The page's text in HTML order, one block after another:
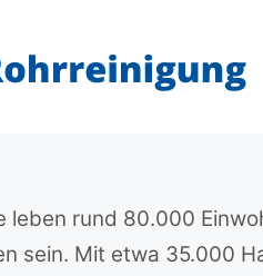
rund 80.000
sein. Mit etwa 35.000